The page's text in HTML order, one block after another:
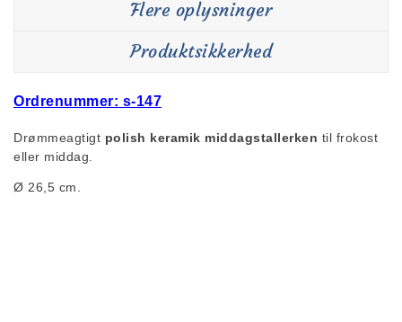
Flere oplysninger
Produktsikkerhed
Ordrenummer: s-147
Drømmeagtigt polish keramik middagstallerken til frokost
eller middag.
Ø 26,5 cm.